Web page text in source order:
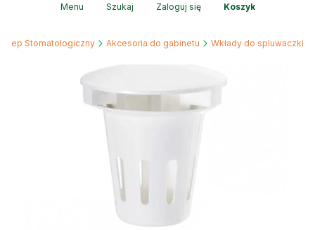
Menu Szukaj Zaloguj się Koszyk
Stomatologiczny Akcesoria do gabinetu Wkłady do spluwaczki